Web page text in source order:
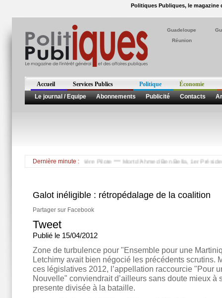
Politiques Publiques, le magazine
Guadeloupe
Réunion
Accueil Services Publics Politique
Économie
Le journal / Equipe
Abonnements Publicité Contacts
Dernière minute :
foire agricole de Rivière Pilote *** Mort d'Ahmed Ben Bella, 1er Président
Galot inéligible : rétropédalage de la coalition
Partager sur Facebook
Tweet
Publié le 15/04/2012
Zone de turbulence pour "Ensemble pour une
Letchimy avait bien négocié les précédents scrutins.
ces législatives 2012, l’appellation raccourcie "Pour
Nouvelle" conviendrait d’ailleurs sans doute mieux à
presente divisée à la bataille.